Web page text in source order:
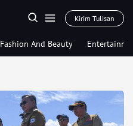
Kirim Tulisan
Fashion And Beauty